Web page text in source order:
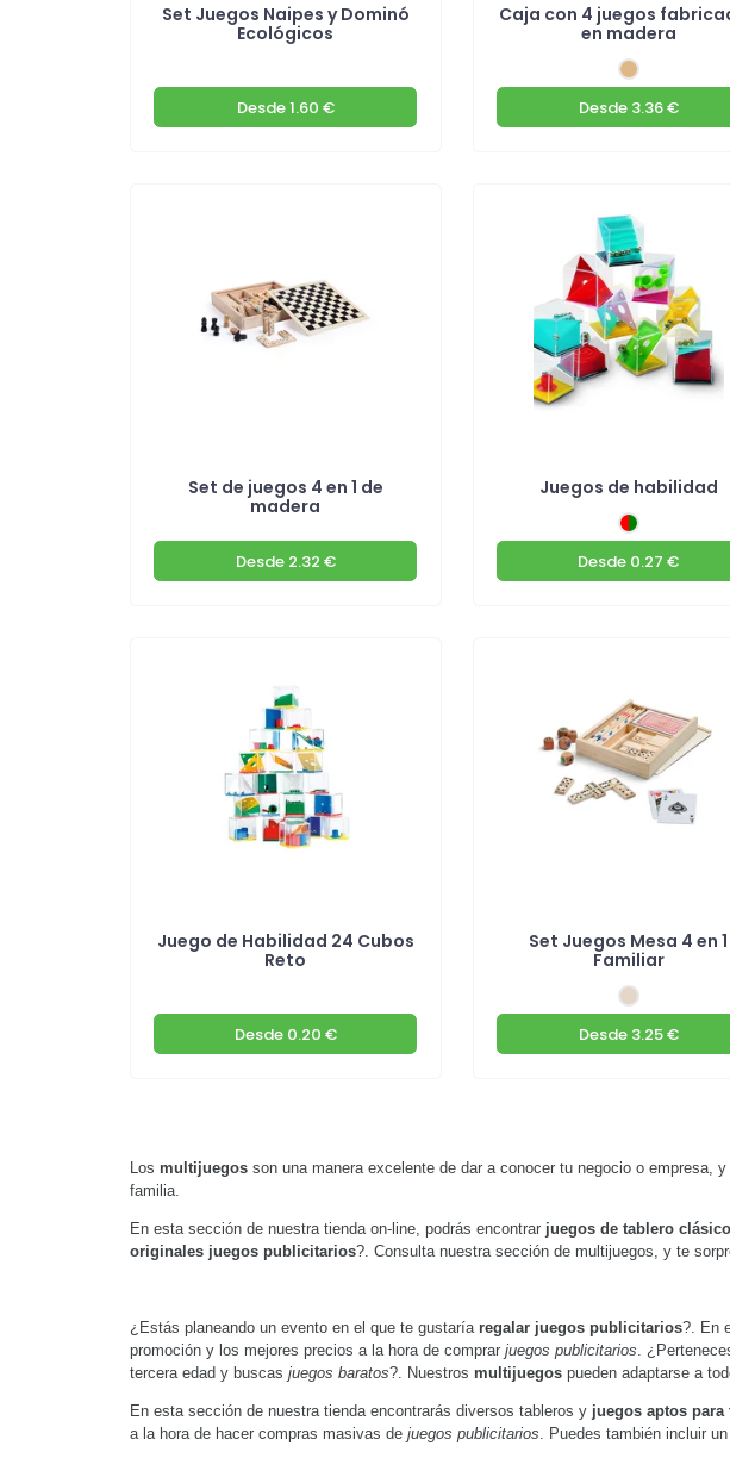
Set Juegos Naipes y Dominó
Ecológicos
Desde1.60 €
Caja con 4 juegos
en madera
Desde3.36 €
Set de juegos 4 en 1 de
madera
Desde2.32 €
Juegos de habilidad
Desde 0.27 €
Juego de Habilidad 24 Cubos
Reto
Desde0.20 €
Set Juegos Mesa 4 en 1
Familiar
Desde3.25 €
Los multijuegosson una manera excelente de dar a conocer tu negocio o empresa,
familia.
En esta sección de nuestra tienda on-line, podrás encontrar juegos de tablero
originales juegos publicitarios?. Consulta nuestra sección de multijuegos, y te
¿Estás planeando un evento en el que te gustaría regalar juegos publicitarios?. En
promoción y los mejores precios a la hora de comprar juegos publicitarios .
tercera edad y buscas juegos baratos?. Nuestros multijuegos pueden adaptarse a
En esta sección de nuestra tienda encontrarás diversos tableros y juegos aptos para
a la hora de hacer compras masivas de juegos publicitarios . Puedes también incluir